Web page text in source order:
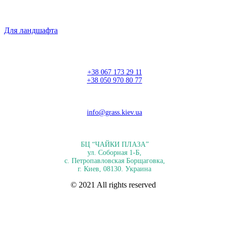
Для ландшафта
+38 067 173 29 11
+38 050 970 80 77
info@grass.kiev.ua
БЦ “ЧАЙКИ ПЛАЗА”
ул. Соборная 1-Б,
с. Петропавловская Борщаговка,
г. Киев, 08130. Украина
© 2021 All rights reserved